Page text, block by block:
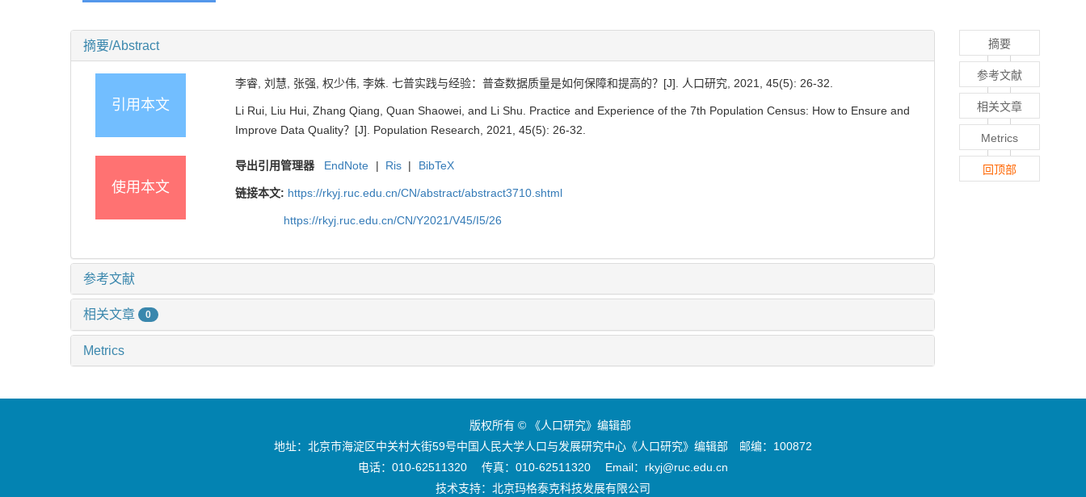
摘要/Abstract
引用本文
李睿, 刘慧, 张强, 权少伟, 李姝. 七普实践与经验：普查数据质量是如何保障和提高的？[J]. 人口研究, 2021, 45(5): 26-32.
Li Rui, Liu Hui, Zhang Qiang, Quan Shaowei, and Li Shu. Practice and Experience of the 7th Population Census: How to Ensure and
Improve Data Quality？[J]. Population Research, 2021, 45(5): 26-32.
使用本文
导出引用管理器 EndNote | Ris | BibTeX
链接本文: https://rkyj.ruc.edu.cn/CN/abstract/abstract3710.shtml
https://rkyj.ruc.edu.cn/CN/Y2021/V45/I5/26
参考文献
相关文章 0
Metrics
摘要
参考文献
相关文章
Metrics
回顶部
版权所有 © 《人口研究》编辑部
地址：北京市海淀区中关村大街59号中国人民大学人口与发展研究中心《人口研究》编辑部 邮编：100872
电话：010-62511320 传真：010-62511320 Email：rkyj@ruc.edu.cn
技术支持： 北京玛格泰克科技发展有限公司